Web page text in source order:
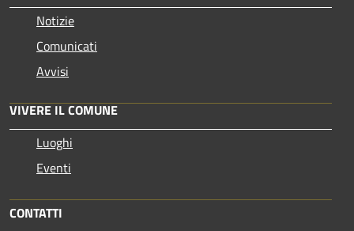
Notizie
Comunicati
Avvisi
VIVERE IL COMUNE
Luoghi
Eventi
CONTATTI